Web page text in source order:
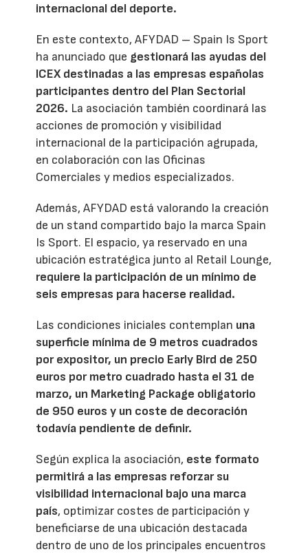
internacional del deporte.
En este contexto, AFYDAD – Spain Is Sport
ha anunciado que gestionará las ayudas del
ICEX destinadas a las empresas españolas
participantes dentro del Plan Sectorial
2026. La asociación también coordinará las
acciones de promoción y visibilidad
internacional de la participación agrupada,
en colaboración con las Oficinas
Comerciales y medios especializados.
Además, AFYDAD está valorando la creación
de un stand compartido bajo la marca Spain
Is Sport. El espacio, ya reservado en una
ubicación estratégica junto al Retail Lounge,
requiere la participación de un mínimo de
seis empresas para hacerse realidad.
Las condiciones iniciales contemplan una
superficie mínima de 9 metros cuadrados
por expositor, un precio Early Bird de 250
euros por metro cuadrado hasta el 31 de
marzo, un Marketing Package obligatorio
de 950 euros y un coste de decoración
todavía pendiente de definir.
Según explica la asociación, este formato
permitirá a las empresas reforzar su
visibilidad internacional bajo una marca
país, optimizar costes de participación y
beneficiarse de una ubicación destacada
dentro de uno de los principales encuentros